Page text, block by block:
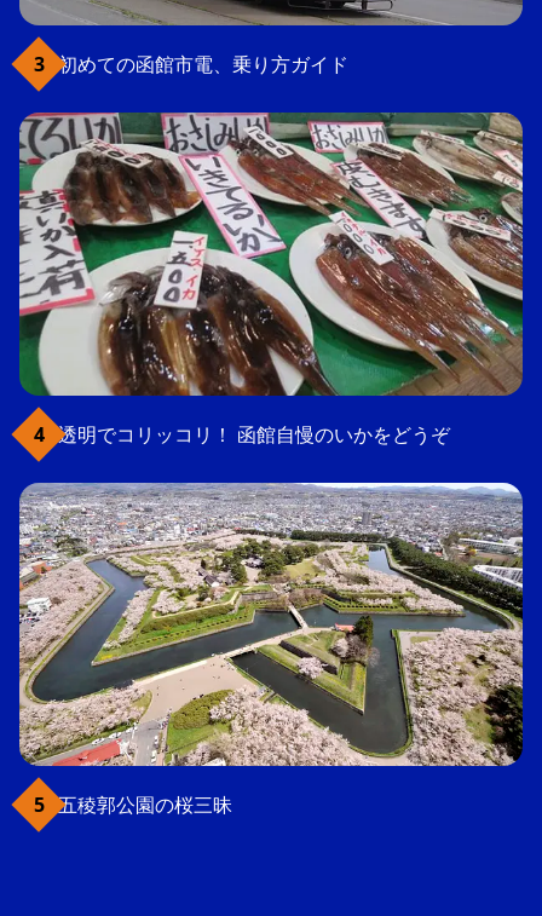
初めての函館市電、乗り方ガイド
透明でコリッコリ！ 函館自慢のいかをどうぞ
五稜郭公園の桜三昧